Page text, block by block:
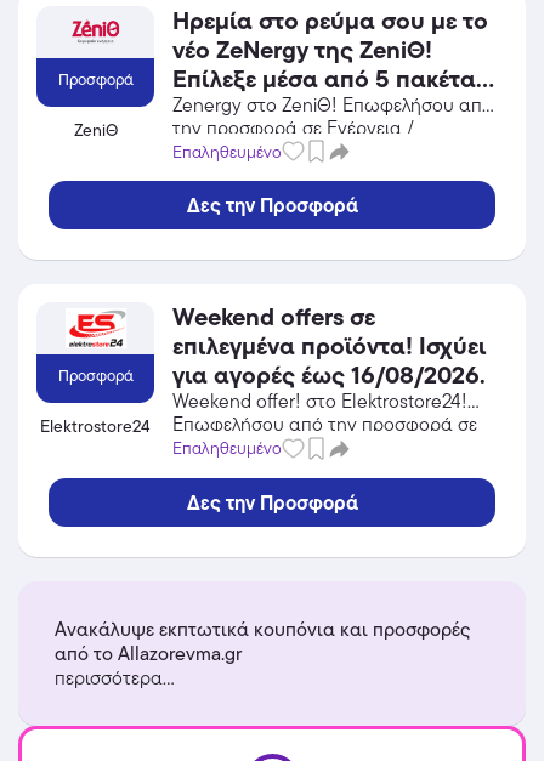
Ανακάλυψε εκπτωτικά κουπόνια και προσφορές
από το Allazorevma.gr
περισσότερα...
Προσφορά
ZeniΘ
Ηρεμία στο ρεύμα σου με το
νέο ZeΝergy της ZeniΘ!
Επίλεξε μέσα από 5 πακέτα
και εξασφάλισε σταθερή
τιμή για έναν ολόκληρο
χρόνο με άμεση
ενεργοποίηση.
Zenergy στο ZeniΘ! Επωφελήσου από
την προσφορά σε Ενέργεια /
Φωτοβολταϊκά του ZeniΘ και κέρδισε
από τις εκπτώσεις!
Επαληθευμένο
Δες την Προσφορά
Προσφορά
Elektrostore24
Weekend offers σε
επιλεγμένα προϊόντα! Ισχύει
για αγορές έως 16/08/2026.
Weekend offer! στο Elektrostore24!
Επωφελήσου από την προσφορά σε
Gadgets του Elektrostore24 και
Επαληθευμένο
Δες την Προσφορά